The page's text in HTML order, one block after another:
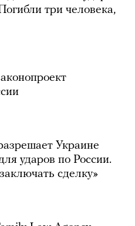
три человека,
Украине
ударов по России.
сделку»